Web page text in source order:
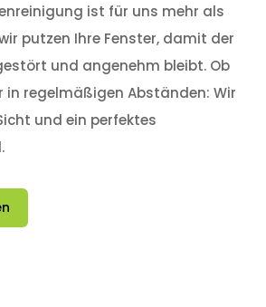
ist für uns mehr als
putzen Ihre Fenster, damit der
und angenehm bleibt. Ob
in regelmäßigen Abständen: Wir
und ein perfektes